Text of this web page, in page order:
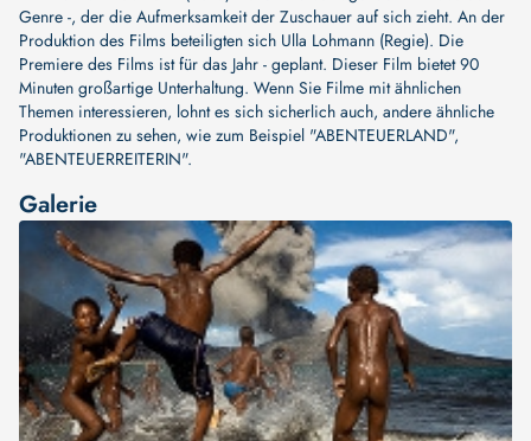
Genre -, der die Aufmerksamkeit der Zuschauer auf sich zieht. An der
Produktion des Films beteiligten sich Ulla Lohmann (Regie). Die
Premiere des Films ist für das Jahr - geplant. Dieser Film bietet 90
Minuten großartige Unterhaltung. Wenn Sie Filme mit ähnlichen
Themen interessieren, lohnt es sich sicherlich auch, andere ähnliche
Produktionen zu sehen, wie zum Beispiel "ABENTEUERLAND",
"ABENTEUERREITERIN".
Galerie